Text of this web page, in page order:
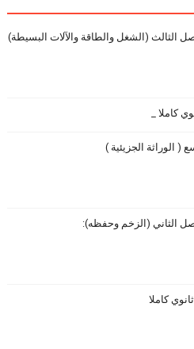
الثالث (الشغل والطاقة والآلات البسيطة)
( الوراثة الجزيئية )
الثاني (الزخم وحفظه):